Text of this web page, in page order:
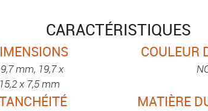
CARACTÉRISTIQUES
mm, 19,7 x
15,2 x 7,5 mm
COULEUR
MATIÈRE